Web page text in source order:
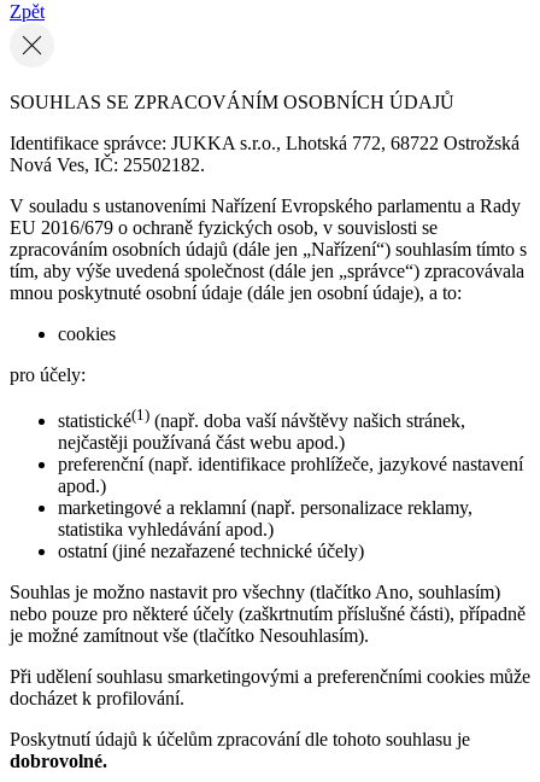
Zpět
SOUHLAS SE ZPRACOVÁNÍM OSOBNÍCH ÚDAJŮ
Identifikace správce: JUKKA s.r.o., Lhotská 772, 68722 Ostrožská
Nová Ves, IČ: 25502182.
V souladu s ustanoveními Nařízení Evropského parlamentu a Rady
EU 2016/679 o ochraně fyzických osob, v souvislosti se
zpracováním osobních údajů (dále jen „Nařízení“) souhlasím tímto s
tím, aby výše uvedená společnost (dále jen „správce“) zpracovávala
mnou poskytnuté osobní údaje (dále jen osobní údaje), a to:
cookies
pro účely:
statistické(1) (např. doba vaší návštěvy našich stránek,
nejčastěji používaná část webu apod.)
preferenční (např. identifikace prohlížeče, jazykové nastavení
apod.)
marketingové a reklamní (např. personalizace reklamy,
statistika vyhledávání apod.)
ostatní (jiné nezařazené technické účely)
Souhlas je možno nastavit pro všechny (tlačítko Ano, souhlasím)
nebo pouze pro některé účely (zaškrtnutím příslušné části), případně
je možné zamítnout vše (tlačítko Nesouhlasím).
Při udělení souhlasu smarketingovými a preferenčními cookies může
docházet k profilování.
Poskytnutí údajů k účelům zpracování dle tohoto souhlasu je
dobrovolné.